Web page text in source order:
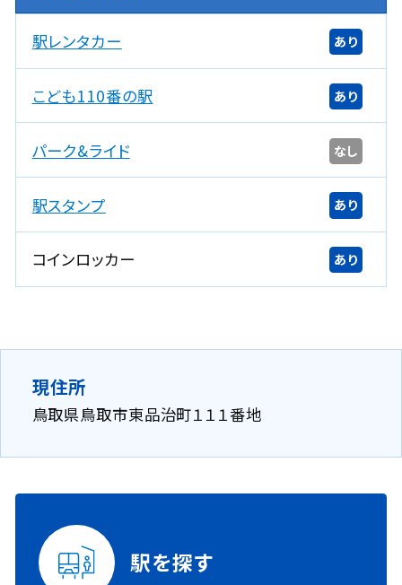
駅レンタカー あり
こども110番の駅 あり
パーク&ライド なし
駅スタンプ あり
コインロッカー あり
現住所
鳥取県鳥取市東品治町１１１番地
駅を探す